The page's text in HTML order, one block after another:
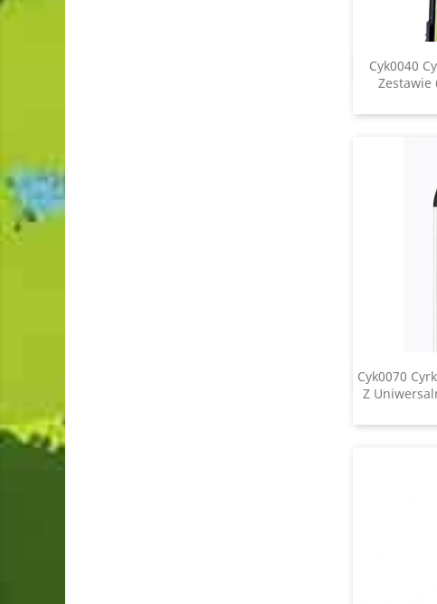
Cyk0040
Zestawie

Cyk0070
Z
